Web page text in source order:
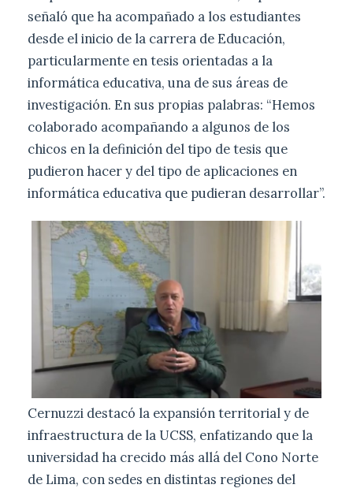
señaló que ha acompañado a los estudiantes
desde el inicio de la carrera de Educación,
particularmente en tesis orientadas a la
informática educativa, una de sus áreas de
investigación. En sus propias palabras: “Hemos
colaborado acompañando a algunos de los
chicos en la definición del tipo de tesis que
pudieron hacer y del tipo de aplicaciones en
informática educativa que pudieran desarrollar”.
Cernuzzi destacó la expansión territorial y de
infraestructura de la UCSS, enfatizando que la
universidad ha crecido más allá del Cono Norte
de Lima, con sedes en distintas regiones del